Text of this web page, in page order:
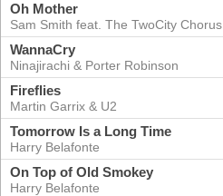
Oh Mother
Sam Smith feat. The TwoCity Chorus
WannaCry
Ninajirachi & Porter Robinson
Fireflies
Martin Garrix & U2
Tomorrow Is a Long Time
Harry Belafonte
On Top of Old Smokey
Harry Belafonte